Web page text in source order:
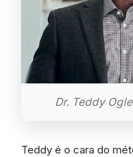
Dr. Teddy
Teddy é o cara do